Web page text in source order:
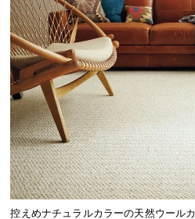
控えめナチュラルカラーの天然ウール